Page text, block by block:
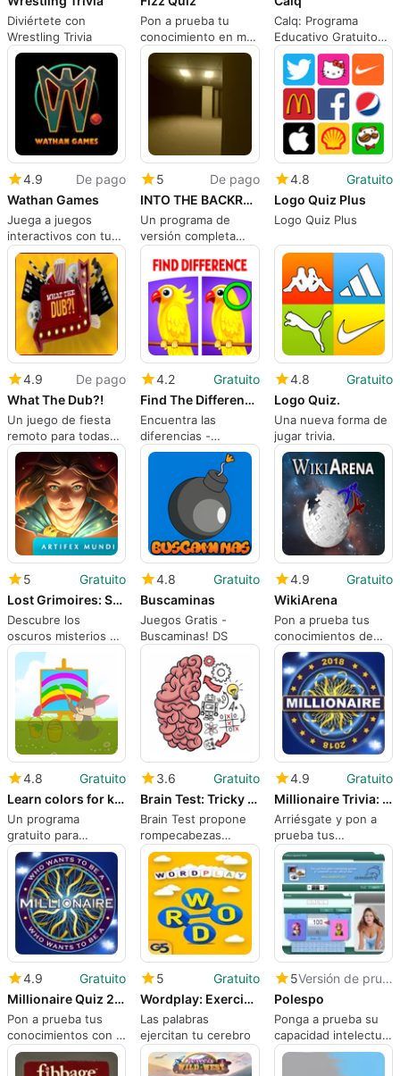
Diviértete con
Wrestling Trivia
Pon a prueba tu
conocimiento en más
de 100 temas
Calq: Programa
Educativo Gratuito
para Windows
4.9
De pago
Wathan Games
Juega a juegos
interactivos con tu
audiencia
5
De pago
INTO THE BACKROOMS
Un programa de
versión completa
para Windows, de
PlayPun.
4.8
Gratuito
Logo Quiz Plus
Logo Quiz Plus
4.9
De pago
What The Dub?!
Un juego de fiesta
remoto para todas
las edades.
4.2
Gratuito
Find The Differences - Spot it
Encuentra las
diferencias -
Encuéntralo en PC
4.8
Gratuito
Logo Quiz.
Una nueva forma de
jugar trivia.
5
Gratuito
Lost Grimoires: Stolen Kingdom
Descubre los
oscuros misterios de
un reino tenebroso.
4.8
Gratuito
Buscaminas
Juegos Gratis -
Buscaminas! DS
4.9
Gratuito
WikiArena
Pon a prueba tus
conocimientos de
Wikipedia
4.8
Gratuito
Learn colors for kids
Un programa
gratuito para
Windows
3.6
Gratuito
Brain Test: Tricky Puzzles
Brain Test propone
rompecabezas
complejos y juegos
de estrategia para
Windows
4.9
Gratuito
Millionaire Trivia: Who Wants To Be a Millionaire
Arriésgate y pon a
prueba tus
conocimientos con el
Trivial del Millonario
4.9
Gratuito
Millionaire Quiz 2019
Pon a prueba tus
conocimientos con el
Test del Millonario
2019
5
Gratuito
Wordplay: Exercise your brain
Las palabras
ejercitan tu cerebro
5
Versión de prueba
Polespo
Ponga a prueba su
capacidad intelectual
en una serie de